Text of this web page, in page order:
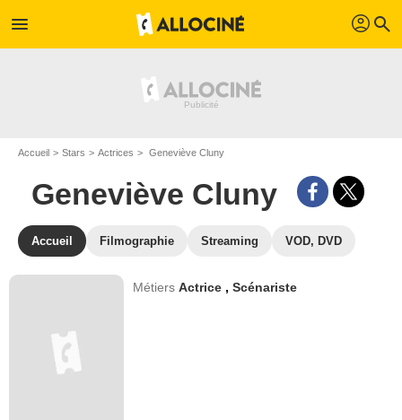
menu profil search
Accueil Stars Actrices Geneviève Cluny
Geneviève Cluny
Accueil Filmographie Streaming VOD, DVD
MétiersActrice ,Scénariste